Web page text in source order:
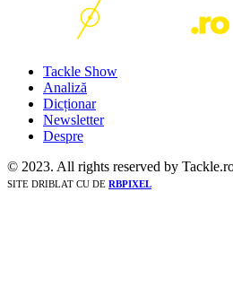
Tackle Show
Analiză
Dicționar
Newsletter
Despre
© 2023. All rights reserved by
SITE DRIBLAT CU DE RBPIXEL